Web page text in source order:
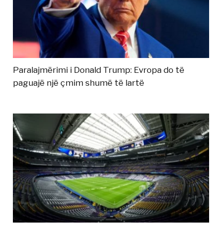
Paralajmërimi i Donald Trump: Evropa do të
paguajë një çmim shumë të lartë